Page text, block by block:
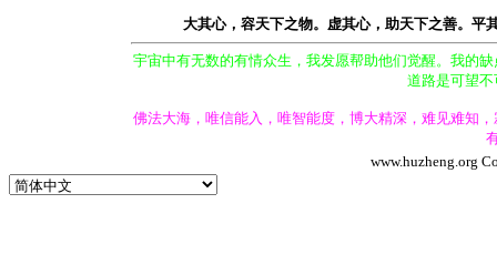
大其心，容天下之物。虚其心，助天下之善。平
宇宙中有无数的有情众生，我发愿帮助他们觉醒。我的
道路是可望
佛法大海，唯信能入，唯智能度，博大精深，难见难知
www.huzheng.org